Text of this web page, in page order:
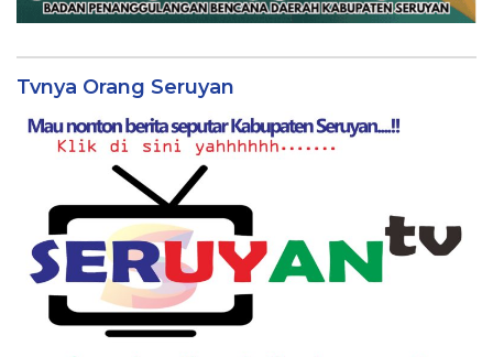
Tvnya Orang Seruyan